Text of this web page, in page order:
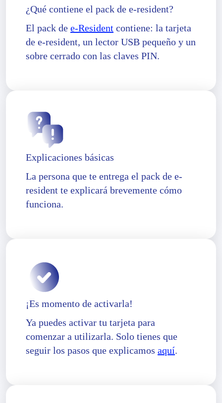
¿Qué contiene el pack de e-resident?
El pack de e-Resident contiene: la tarjeta
de e-resident, un lector USB pequeño y un
sobre cerrado con las claves PIN.
Explicaciones básicas
La persona que te entrega el pack de e-
resident te explicará brevemente cómo
funciona.
¡Es momento de activarla!
Ya puedes activar tu tarjeta para
comenzar a utilizarla. Solo tienes que
seguir los pasos que explicamos aquí.